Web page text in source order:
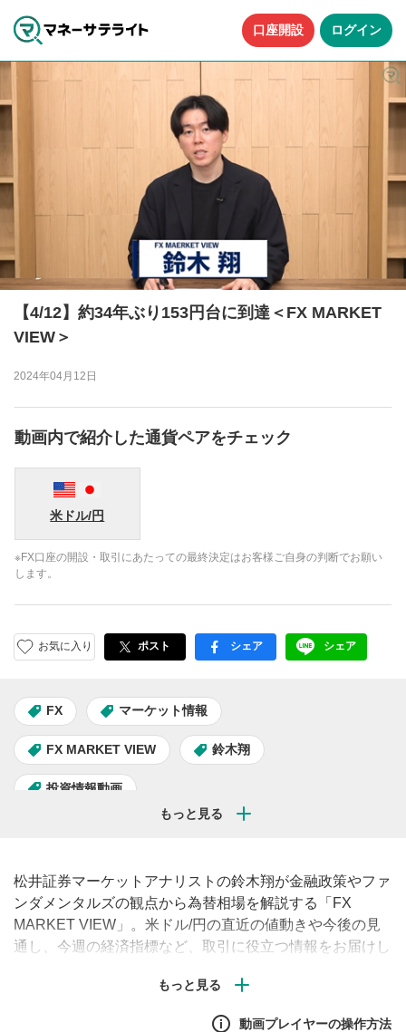
口座開設 ログイン
【4/12】約34年ぶり153円台に到達＜FX MARKET
VIEW＞
2024年04月12日
動画内で紹介した通貨ペアをチェック
米ドル/円
※FX口座の開設・取引にあたっての最終決定はお客様ご自身の判断でお願い
します。
お気に入り ポスト facebook
シェア LINE
シェア
FX マーケット情報
FX MARKET VIEW 鈴木翔
投資情報動画
松井証券マーケットアナリストの鈴木翔が金融政策やファ
ンダメンタルズの観点から為替相場を解説する「FX
MARKET VIEW」。米ドル/円の直近の値動きや今後の見
通し、今週の経済指標など、取引に役立つ情報をお届けし
動画プレイヤーの操作方法